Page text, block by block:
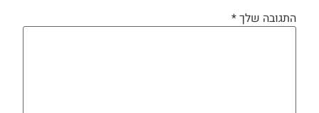
התגובה שלך*